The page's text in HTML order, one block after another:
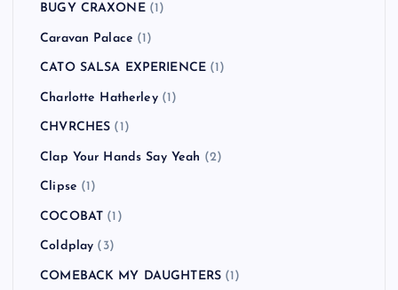
BUGY CRAXONE(1)
Caravan Palace (1)
CATO SALSA EXPERIENCE (1)
Charlotte Hatherley(1)
CHVRCHES (1)
Clap Your Hands Say Yeah (2)
Clipse (1)
COCOBAT (1)
Coldplay (3)
COMEBACK MY DAUGHTERS (1)